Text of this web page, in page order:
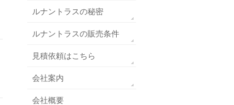
ルナントラスの秘密
ルナントラスの販売条件
見積依頼はこちら
会社案内
会社概要